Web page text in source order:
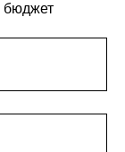
бюджет